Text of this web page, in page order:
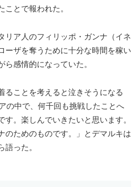
ことで報われた。
リア人のフィリッポ・ガンナ（イネ
ーザを奪うために十分な時間を稼い
ら感情的になっていた。
ることを考えると泣きそうになる
の中で、何千回も挑戦したことへ
す。楽しんでいきたいと思います。
のためのものです。」とデマルキは
語った。